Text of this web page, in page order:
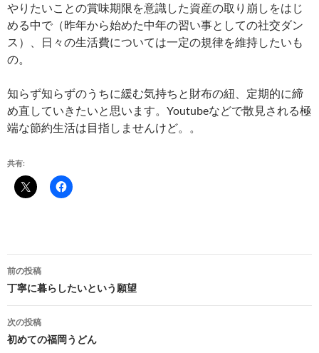
やりたいことの賞味期限を意識した資産の取り崩しをはじ
める中で（昨年から始めた中年の習い事としての社交ダン
ス）、日々の生活費については一定の規律を維持したいも
の。
知らず知らずのうちに緩む気持ちと財布の紐、定期的に締
め直していきたいと思います。Youtubeなどで散見される極
端な節約生活は目指しませんけど。。
共有:
投
稿
ナ
ビ
前の投稿
丁寧に暮らしたいという願望
次の投稿
初めての福岡うどん